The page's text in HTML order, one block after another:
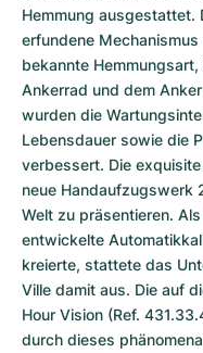
Hemmung ausgestattet.
erfundene
bekannte
Ankerrad und dem
wurden die
Lebensdauer sowie die
verbessert. Die
neue Handaufzugswerk
Welt zu präsentieren.
entwickelte
kreierte, stattete das
Ville damit aus. Die auf
Hour Vision (Ref.
durch dieses